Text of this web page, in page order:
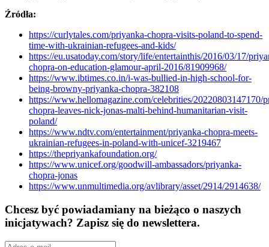
Źródła:
https://curlytales.com/priyanka-chopra-visits-poland-to-spend-
time-with-ukrainian-refugees-and-kids/
https://eu.usatoday.com/story/life/entertainthis/2016/03/17/
chopra-on-education-glamour-april-2016/81909968/
https://www.ibtimes.co.in/i-was-bullied-in-high-school-for-
being-browny-priyanka-chopra-382108
https://www.hellomagazine.com/celebrities/20220803147170/
chopra-leaves-nick-jonas-malti-behind-humanitarian-visit-
poland/
https://www.ndtv.com/entertainment/priyanka-chopra-meets-
ukrainian-refugees-in-poland-with-unicef-3219467
https://thepriyankafoundation.org/
https://www.unicef.org/goodwill-ambassadors/priyanka-
chopra-jonas
https://www.unmultimedia.org/avlibrary/asset/2914/2914638/
Chcesz być powiadamiany na bieżąco o naszych
inicjatywach? Zapisz się do newslettera.